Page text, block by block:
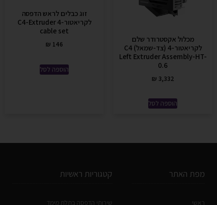
מכלול אקסטרודר שלם
לקריאטור-4 (צד-שמאל) C4
Left Extruder Assembly-HT-
0.6
₪ 3,332
הוספה לסל
זוג כבלים לראש הדפסה
לקריאטור-4 C4-Extruder
cable set
₪ 146
הוספה לסל
מפת האתר
ראשי
קטגוריות ראשיות
שירותי הדפסה בתלת מימד